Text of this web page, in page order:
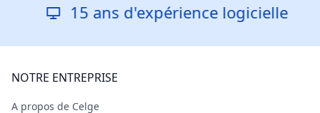
15 ans d'expérience logicielle
NOTRE ENTREPRISE
A propos de Celge